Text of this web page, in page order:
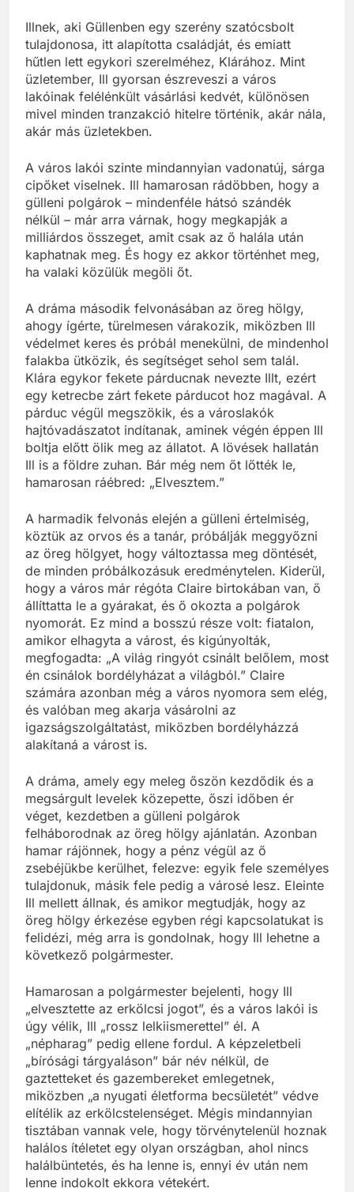
Illnek, aki Güllenben egy szerény szatócsbolt
tulajdonosa, itt alapította családját, és emiatt
hűtlen lett egykori szerelméhez, Klárához. Mint
üzletember, Ill gyorsan észreveszi a város
lakóinak felélénkült vásárlási kedvét, különösen
mivel minden tranzakció hitelre történik, akár nála,
akár más üzletekben.
A város lakói szinte mindannyian vadonatúj, sárga
cipőket viselnek. Ill hamarosan rádöbben, hogy a
gülleni polgárok – mindenféle hátsó szándék
nélkül – már arra várnak, hogy megkapják a
milliárdos összeget, amit csak az ő halála után
kaphatnak meg. És hogy ez akkor történhet meg,
ha valaki közülük megöli őt.
A dráma második felvonásában az öreg hölgy,
ahogy ígérte, türelmesen várakozik, miközben Ill
védelmet keres és próbál menekülni, de mindenhol
falakba ütközik, és segítséget sehol sem talál.
Klára egykor fekete párducnak nevezte Illt, ezért
egy ketrecbe zárt fekete párducot hoz magával. A
párduc végül megszökik, és a városlakók
hajtóvadászatot indítanak, aminek végén éppen Ill
boltja előtt ölik meg az állatot. A lövések hallatán
Ill is a földre zuhan. Bár még nem őt lőtték le,
hamarosan ráébred: „Elvesztem.”
A harmadik felvonás elején a gülleni értelmiség,
köztük az orvos és a tanár, próbálják meggyőzni
az öreg hölgyet, hogy változtassa meg döntését,
de minden próbálkozásuk eredménytelen. Kiderül,
hogy a város már régóta Claire birtokában van, ő
állíttatta le a gyárakat, és ő okozta a polgárok
nyomorát. Ez mind a bosszú része volt: fiatalon,
amikor elhagyta a várost, és kigúnyolták,
megfogadta: „A világ ringyót csinált belőlem, most
én csinálok bordélyházat a világból.” Claire
számára azonban még a város nyomora sem elég,
és valóban meg akarja vásárolni az
igazságszolgáltatást, miközben bordélyházzá
alakítaná a várost is.
A dráma, amely egy meleg őszön kezdődik és a
megsárgult levelek közepette, őszi időben ér
véget, kezdetben a gülleni polgárok
felháborodnak az öreg hölgy ajánlatán. Azonban
hamar rájönnek, hogy a pénz végül az ő
zsebéjükbe kerülhet, felezve: egyik fele személyes
tulajdonuk, másik fele pedig a városé lesz. Eleinte
Ill mellett állnak, és amikor megtudják, hogy az
öreg hölgy érkezése egyben régi kapcsolatukat is
felidézi, még arra is gondolnak, hogy Ill lehetne a
következő polgármester.
Hamarosan a polgármester bejelenti, hogy Ill
„elvesztette az erkölcsi jogot”, és a város lakói is
úgy vélik, Ill „rossz lelkiismerettel” él. A
„népharag” pedig ellene fordul. A képzeletbeli
„bírósági tárgyaláson” bár név nélkül, de
gaztetteket és gazembereket emlegetnek,
miközben „a nyugati életforma becsületét” védve
elítélik az erkölcstelenséget. Mégis mindannyian
tisztában vannak vele, hogy törvénytelenül hoznak
halálos ítéletet egy olyan országban, ahol nincs
halálbüntetés, és ha lenne is, ennyi év után nem
lenne indokolt ekkora vétekért.